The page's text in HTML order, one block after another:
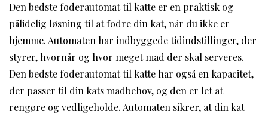
Den bedste foderautomat til katte er en praktisk og
pålidelig løsning til at fodre din kat, når du ikke er
hjemme. Automaten har indbyggede tidindstillinger, der
styrer, hvornår og hvor meget mad der skal serveres.
Den bedste foderautomat til katte har også en kapacitet,
der passer til din kats madbehov, og den er let at
rengøre og vedligeholde. Automaten sikrer, at din kat